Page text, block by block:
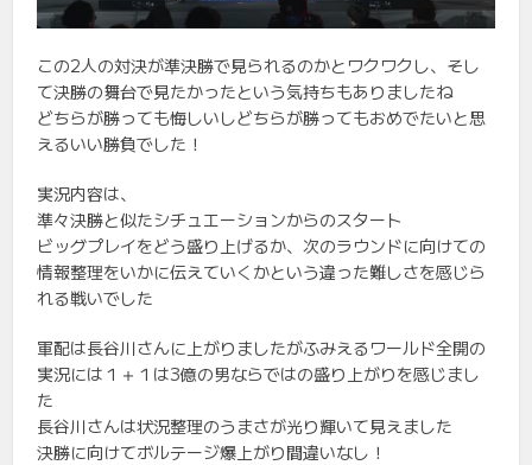
この2人の対決が準決勝で見られるのかとワクワクし、そし
て決勝の舞台で見たかったという気持ちもありましたね
どちらが勝っても悔しいしどちらが勝ってもおめでたいと思
えるいい勝負でした！
実況内容は、
準々決勝と似たシチュエーションからのスタート
ビッグプレイをどう盛り上げるか、次のラウンドに向けての
情報整理をいかに伝えていくかという違った難しさを感じら
れる戦いでした
軍配は長谷川さんに上がりましたがふみえるワールド全開の
実況には１＋１は3億の男ならではの盛り上がりを感じまし
た
長谷川さんは状況整理のうまさが光り輝いて見えました
決勝に向けてボルテージ爆上がり間違いなし！